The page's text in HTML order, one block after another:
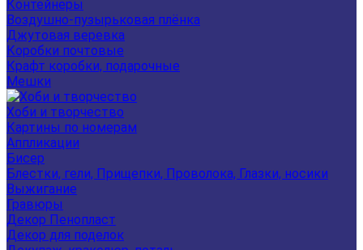
Контейнеры
Воздушно-пузырьковая плёнка
Джутовая веревка
Коробки почтовые
Крафт коробки, подарочные
Мешки
Хоби и творчество
Картины по номерам
Аппликации
Бисер
Блестки, гели, Прищепки, Проволока, Глазки, носики
Выжигание
Гравюры
Декор Пенопласт
Декор для поделок